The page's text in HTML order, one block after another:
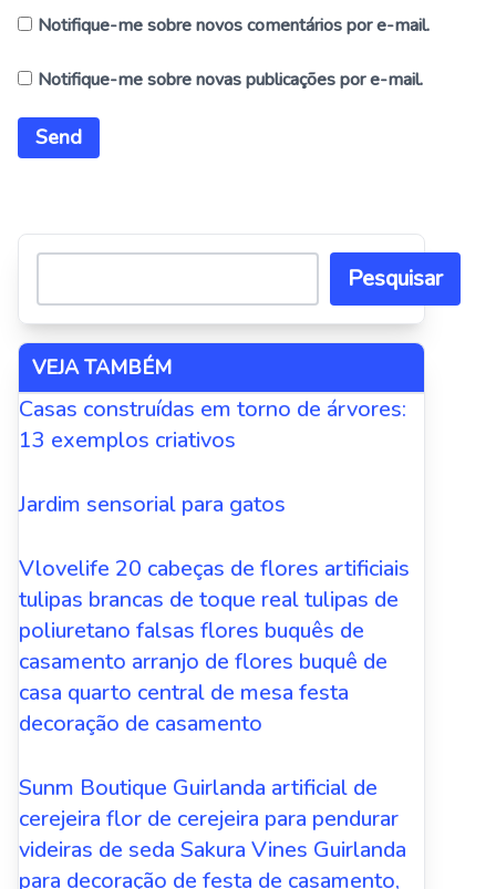
Notifique-me sobre novos comentários por e-mail.
Notifique-me sobre novas publicações por e-mail.
Pesquisar
VEJA TAMBÉM
Casas construídas em torno de árvores:
13 exemplos criativos
Jardim sensorial para gatos
Vlovelife 20 cabeças de flores artificiais
tulipas brancas de toque real tulipas de
poliuretano falsas flores buquês de
casamento arranjo de flores buquê de
casa quarto central de mesa festa
decoração de casamento
Sunm Boutique Guirlanda artificial de
cerejeira flor de cerejeira para pendurar
videiras de seda Sakura Vines Guirlanda
para decoração de festa de casamento,